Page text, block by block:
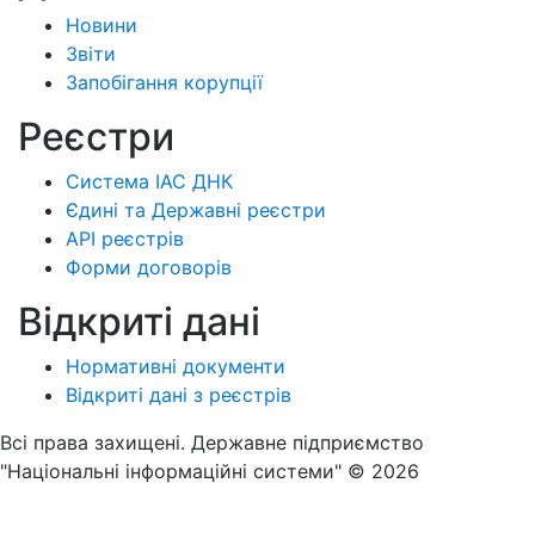
Новини
Звіти
Запобігання корупції
Реєстри
Система ІАС ДНК
Єдині та Державні реєстри
API реєстрів
Форми договорів
Відкриті дані
Нормативні документи
Відкриті дані з реєстрів
Всі права захищені. Державне підприємство
"Національні інформаційні системи" © 2026